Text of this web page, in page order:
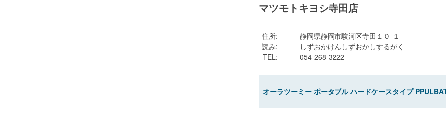
マツモトキヨシ寺田店
住所:
静岡県静岡市駿河区寺田１０-１
読み:
しずおかけんしずおかしするがく
TEL: 054-268-3222
オーラツーミー ポータブル ハードケースタイプ